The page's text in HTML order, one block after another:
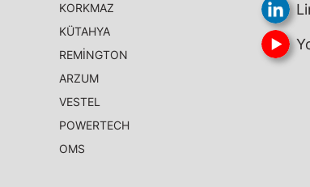
KORKMAZ
KÜTAHYA
REMİNGTON
ARZUM
VESTEL
POWERTECH
OMS